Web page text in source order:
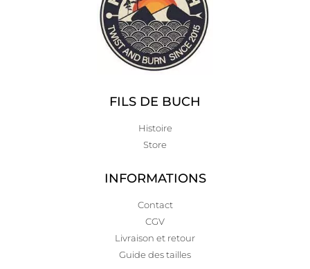
FILS DE BUCH
Histoire
Store
INFORMATIONS
Contact
CGV
Livraison et retour
Guide des tailles